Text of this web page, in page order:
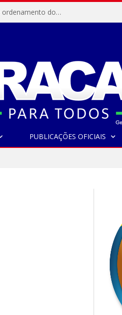
Resex Maracanã avança no processo de gestão e ordenamento do turismo em nossas áreas protegidas.
PUBLICAÇÕES OFICIAIS